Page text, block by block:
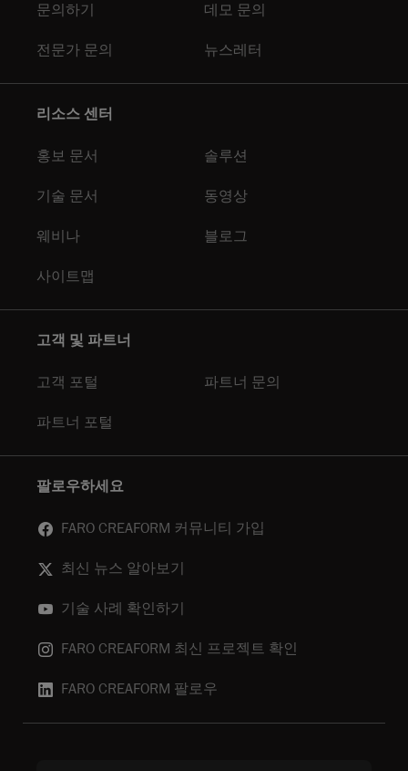
문의하기 데모 문의
전문가 문의 뉴스레터
리소스 센터
홍보 문서 솔루션
기술 문서 동영상
웨비나 블로그
사이트맵
고객 및 파트너
고객 포털 파트너 문의
파트너 포털
팔로우하세요
FARO CREAFORM 커뮤니티 가입
최신 뉴스 알아보기
기술 사례 확인하기
FARO CREAFORM 최신 프로젝트 확인
FARO CREAFORM 팔로우